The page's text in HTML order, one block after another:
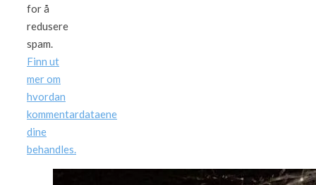
for å
redusere
spam.
Finn ut
mer om
hvordan
kommentardataene
dine
behandles.